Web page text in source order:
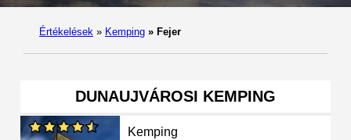
Értékelések » Kemping » Fejer
DUNAUJVÁROSI KEMPING
Kemping